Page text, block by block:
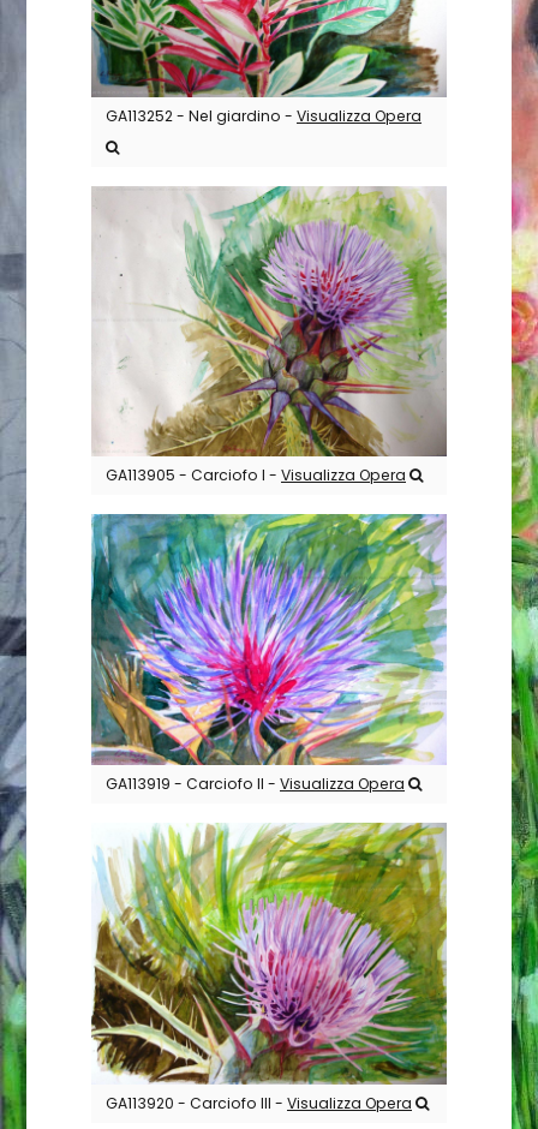
GA113252 - Nel giardino - Visualizza Opera
GA113905 - Carciofo I - Visualizza Opera
GA113919 - Carciofo II - Visualizza Opera
GA113920 - Carciofo III - Visualizza Opera